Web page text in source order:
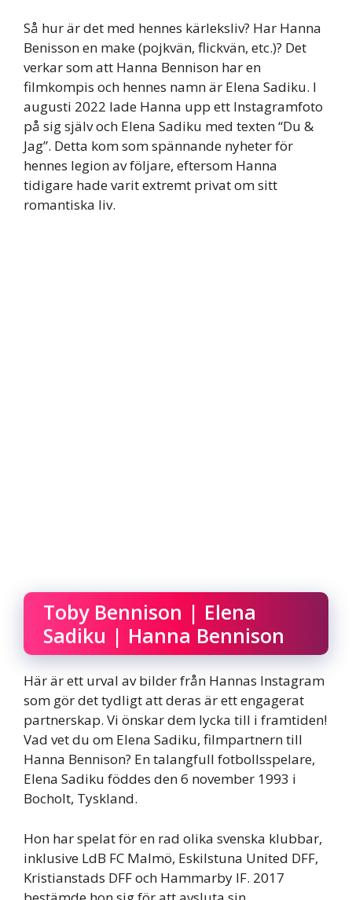
Så hur är det med hennes kärleksliv? Har Hanna
Benisson en make (pojkvän, flickvän, etc.)? Det
verkar som att Hanna Bennison har en
filmkompis och hennes namn är Elena Sadiku. I
augusti 2022 lade Hanna upp ett Instagramfoto
på sig själv och Elena Sadiku med texten “Du &
Jag”. Detta kom som spännande nyheter för
hennes legion av följare, eftersom Hanna
tidigare hade varit extremt privat om sitt
romantiska liv.
Toby Bennison | Elena
Sadiku | Hanna Bennison
Här är ett urval av bilder från Hannas Instagram
som gör det tydligt att deras är ett engagerat
partnerskap. Vi önskar dem lycka till i framtiden!
Vad vet du om Elena Sadiku, filmpartnern till
Hanna Bennison? En talangfull fotbollsspelare,
Elena Sadiku föddes den 6 november 1993 i
Bocholt, Tyskland.
Hon har spelat för en rad olika svenska klubbar,
inklusive LdB FC Malmö, Eskilstuna United DFF,
Kristianstads DFF och Hammarby IF. 2017